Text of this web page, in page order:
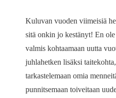
Kuluvan vuoden viimeisiä
sitä onkin jo kestänyt! En
valmis kohtaamaan uutta
juhlahetken lisäksi
tarkastelemaan omia
punnitsemaan toiveitaan